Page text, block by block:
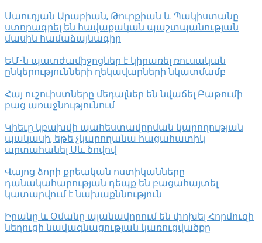
Սաուդյան Արաբիան, Թուրքիան և Պակիստանը
ստորագրել են հավաքական պաշտպանության
մասին համաձայնագիր
ԵՄ-ն պատժամիջոցներ է կիրառել ռուսական
ընկերությունների ղեկավարների նկատմամբ
Հայ ուշուիստները մեդալներ են նվաճել Բաթումի
բաց առաջնությունում
Կիեւը կբախվի պահեստավորման կարողության
պակասի, եթե չկարողանա հացահատիկ
արտահանել Սև ծովով
Վայոց ձորի քրեական ոստիկանները
դանակահարության դեպք են բացահայտել․
կատարվում է նախաքննություն
Իրանը և Օմանը պլանավորում են փոխել Հորմուզի
նեղուցի նավագնացության կառուցվածքը